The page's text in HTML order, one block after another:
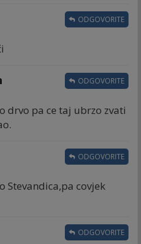
ODGOVORITE
drvo pa ce taj ubrzo zvati
ODGOVORITE
Stevandica,pa covjek
ODGOVORITE
ODGOVORITE